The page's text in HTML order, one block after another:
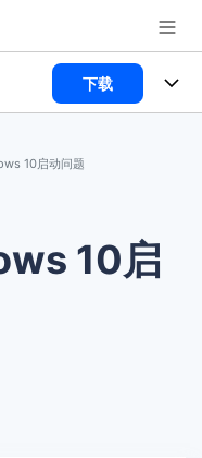
下载
10启动问题
10启